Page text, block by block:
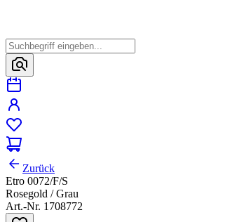
Zurück
Etro 0072/F/S
Rosegold / Grau
Art.-Nr. 1708772